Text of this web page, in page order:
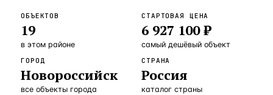
Греция —
Сочи —Локация Россия · 3
Алания
Бангкок — Локация
ОБЪЕКТОВ
19
в этом районе
СТАРТОВАЯ ЦЕНА
6 927 100 ₽
самый дешёвый объект
ГОРОД
Новороссийск
все объекты города
СТРАНА
Россия
каталог страны